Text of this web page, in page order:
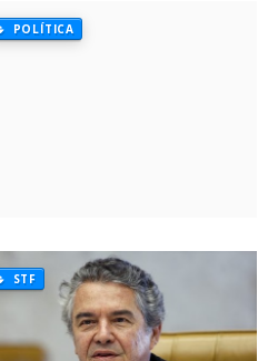
POLÍTICA
STF